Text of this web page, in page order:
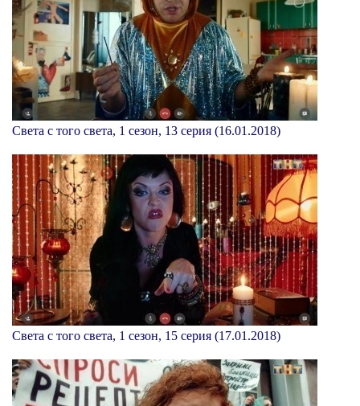
Света с того света, 1 сезон, 13 серия (16.01.2018)
Света с того света, 1 сезон, 15 серия (17.01.2018)